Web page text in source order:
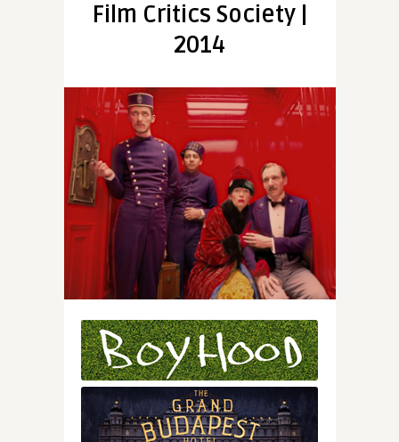
Film Critics Society |
2014